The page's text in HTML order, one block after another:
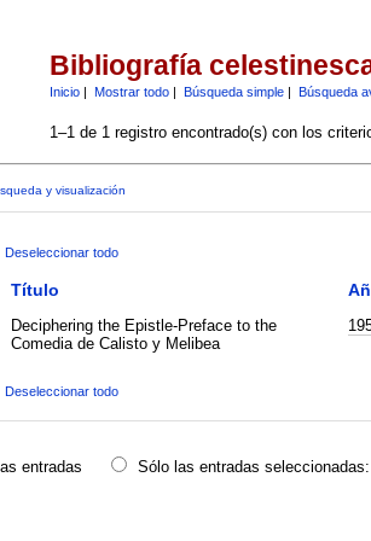
Bibliografía
Inicio| Mostrar todo| Búsqueda simple| Búsqueda
1–1 de 1 registro encontrado(s) con los
y visualización
Deseleccionar todo
Título
Deciphering the Epistle-Preface to the
Comedia de Calisto y Melibea
Deseleccionar todo
entradas
Sólo las entradas seleccionadas: